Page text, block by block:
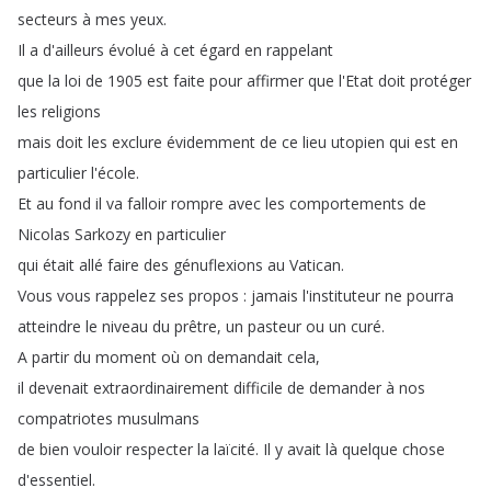
secteurs à mes yeux.
Il a d'ailleurs évolué à cet égard en rappelant
que la loi de 1905 est faite pour affirmer que l'Etat doit protéger
les religions
mais doit les exclure évidemment de ce lieu utopien qui est en
particulier l'école.
Et au fond il va falloir rompre avec les comportements de
Nicolas Sarkozy en particulier
qui était allé faire des génuflexions au Vatican.
Vous vous rappelez ses propos : jamais l'instituteur ne pourra
atteindre le niveau du prêtre, un pasteur ou un curé.
A partir du moment où on demandait cela,
il devenait extraordinairement difficile de demander à nos
compatriotes musulmans
de bien vouloir respecter la laïcité. Il y avait là quelque chose
d'essentiel.